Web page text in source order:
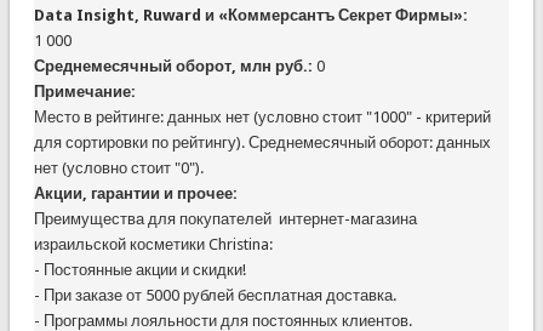
Data Insight, Ruward и «Коммерсантъ Секрет Фирмы»:
1 000
Среднемесячный оборот, млн руб.: 0
Примечание:
Место в рейтинге: данных нет (условно стоит "1000" - критерий
для сортировки по рейтингу). Среднемесячный оборот: данных
нет (условно стоит "0").
Акции, гарантии и прочее:
Преимущества для покупателей интернет-магазина
израильской косметики Christina:
- Постоянные акции и скидки!
- При заказе от 5000 рублей бесплатная доставка.
- Программы лояльности для постоянных клиентов.